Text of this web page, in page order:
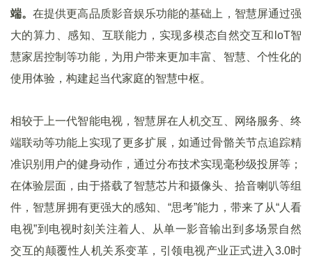
端。在提供更高品质影音娱乐功能的基础上，智慧屏通过强
大的算力、感知、互联能力，实现多模态自然交互和loT智
慧家居控制等功能，为用户带来更加丰富、智慧、个性化的
使用体验，构建起当代家庭的智慧中枢。
相较于上一代智能电视，智慧屏在人机交互、网络服务、终
端联动等功能上实现了更多扩展，如通过骨骼关节点追踪精
准识别用户的健身动作，通过分布技术实现毫秒级投屏等；
在体验层面，由于搭载了智慧芯片和摄像头、拾音喇叭等组
件，智慧屏拥有更强大的感知、“思考”能力，带来了从“人看
电视”到电视时刻关注着人、从单一影音输出到多场景自然
交互的颠覆性人机关系变革，引领电视产业正式进入3.0时